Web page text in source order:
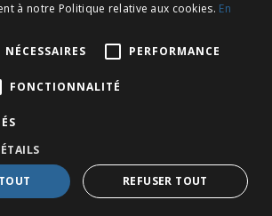
à notre Newsletter !
à notre Politique relative aux cookies. En
PERFORMANCE
FONCTIONNALITÉ
REFUSER TOUT